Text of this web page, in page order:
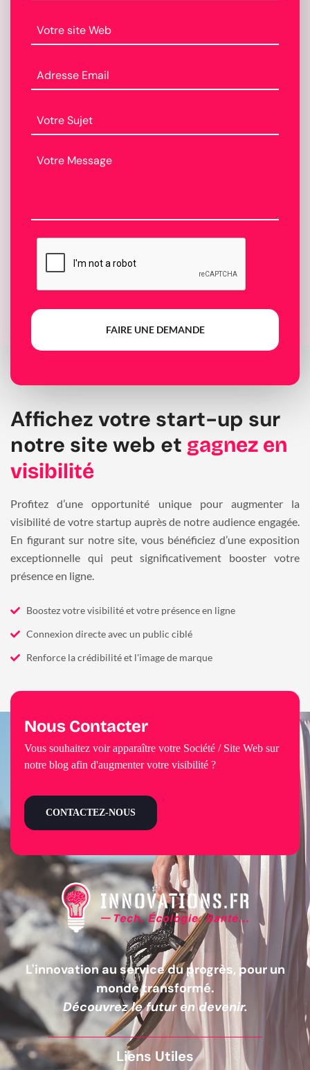
FAIRE UNE DEMANDE
Affichez votre start-up sur
notre site web et gagnez en
visibilité
Profitez d’une opportunité unique pour augmenter la
visibilité de votre startup auprès de notre audience engagée.
En figurant sur notre site, vous bénéficiez d’une exposition
exceptionnelle qui peut significativement booster votre
présence en ligne.
Boostez votre visibilité et votre présence en ligne
Connexion directe avec un public ciblé
Renforce la crédibilité et l'image de marque
L'innovation au service du progrès, pour un
monde transformé.
Découvrez le futur en devenir.
Liens Utiles
Nous Contacter
Vous souhaitez voir apparaître votre Société / Site Web sur
notre blog afin d'augmenter votre visibilité ?
CONTACTEZ-NOUS